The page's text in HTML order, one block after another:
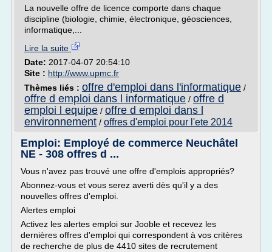
La nouvelle offre de licence comporte dans chaque
discipline (biologie, chimie, électronique, géosciences,
informatique,...
Lire la suite
Date: 2017-04-07 20:54:10
Site : http://www.upmc.fr
Thèmes liés : offre d'emploi dans l'informatique /
offre d emploi dans l informatique / offre d
emploi l equipe / offre d emploi dans l
environnement / offres d'emploi pour l'ete 2014
Emploi: Employé de commerce Neuchâtel
NE - 308 offres d ...
Vous n'avez pas trouvé une offre d'emplois appropriés?
Abonnez-vous et vous serez averti dès qu'il y a des
nouvelles offres d'emploi.
Alertes emploi
Activez les alertes emploi sur Jooble et recevez les
dernières offres d'emploi qui correspondent à vos critères
de recherche de plus de 4410 sites de recrutement